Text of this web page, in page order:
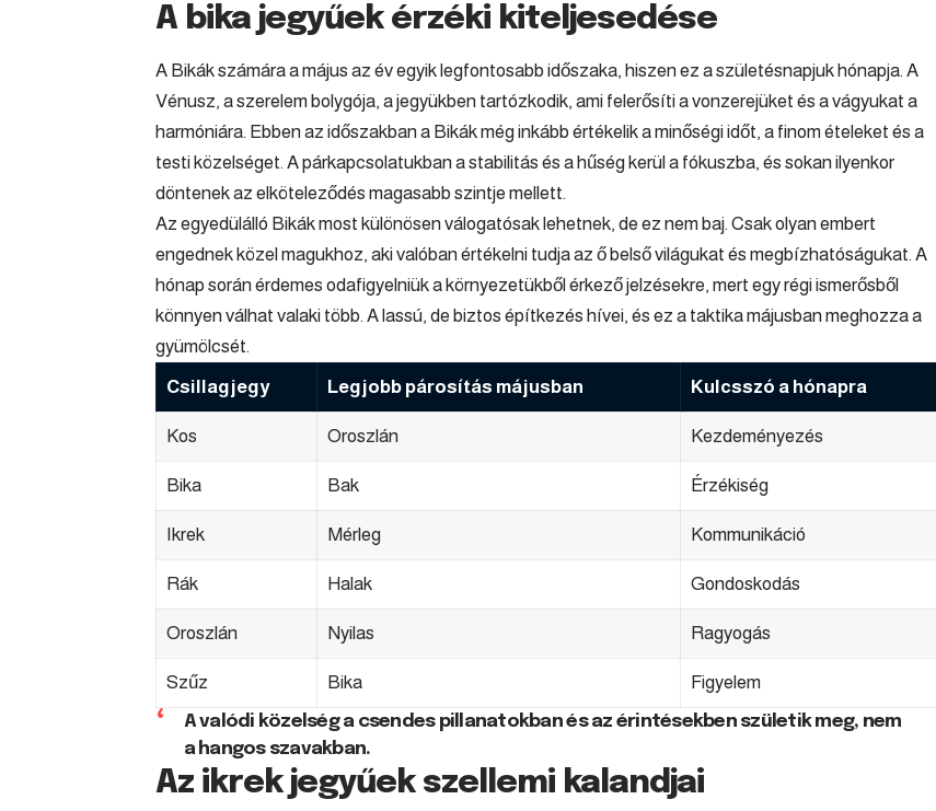
A bika jegyűek érzéki kiteljesedése
A Bikák számára a május az év egyik legfontosabb időszaka, hiszen ez a születésnapjuk hónapja. A
Vénusz, a szerelem bolygója, a jegyükben tartózkodik, ami felerősíti a vonzerejüket és a vágyukat a
harmóniára. Ebben az időszakban a Bikák még inkább értékelik a minőségi időt, a finom ételeket és a
testi közelséget. A párkapcsolatukban a stabilitás és a hűség kerül a fókuszba, és sokan ilyenkor
döntenek az elköteleződés magasabb szintje mellett.
Az egyedülálló Bikák most különösen válogatósak lehetnek, de ez nem baj. Csak olyan embert
engednek közel magukhoz, aki valóban értékelni tudja az ő belső világukat és megbízhatóságukat. A
hónap során érdemes odafigyelniük a környezetükből érkező jelzésekre, mert egy régi ismerősből
könnyen válhat valaki több. A lassú, de biztos építkezés hívei, és ez a taktika májusban meghozza a
gyümölcsét.
Csillagjegy
Legjobb párosítás májusban Kulcsszó a hónapra
Kos Oroszlán Kezdeményezés
Bika Bak Érzékiség
Ikrek Mérleg Kommunikáció
Rák Halak Gondoskodás
Oroszlán Nyilas Ragyogás
Szűz Bika Figyelem
A valódi közelség a csendes pillanatokban és az érintésekben születik meg, nem
a hangos szavakban.
Az ikrek jegyűek szellemi kalandjai